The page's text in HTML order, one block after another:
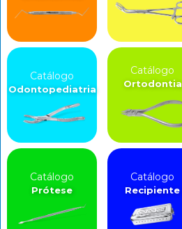
Catálogo
Odontopediatria
Catálogo
Ortodontia
Catálogo
Prótese
Catálogo
Recipiente